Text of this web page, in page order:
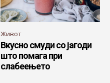
Живот
Вкусно смуди со јагоди
што помага при
слабеењето